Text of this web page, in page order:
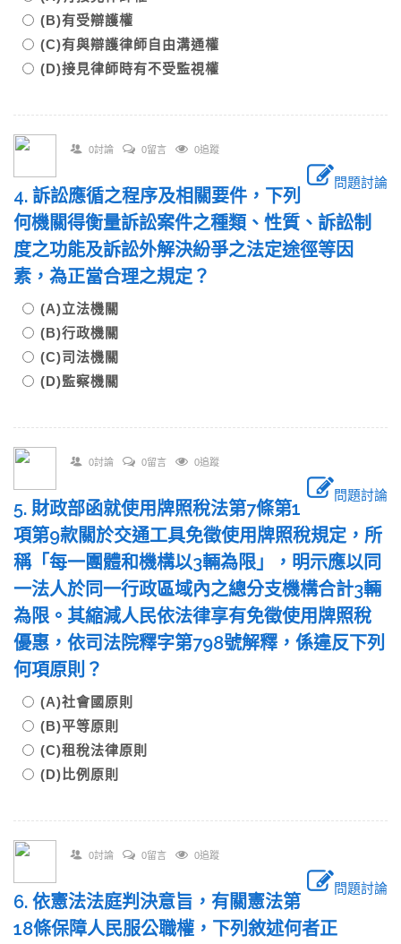
(B)有受辯護權
(C)有與辯護律師自由溝通權
(D)接見律師時有不受監視權
0討論 0留言 0追蹤
問題討論
4. 訴訟應循之程序及相關要件，下列
何機關得衡量訴訟案件之種類、性質、訴訟制
度之功能及訴訟外解決紛爭之法定途徑等因
素，為正當合理之規定？
(A)立法機關
(B)行政機關
(C)司法機關
(D)監察機關
0討論 0留言 0追蹤
問題討論
5. 財政部函就使用牌照稅法第7條第1
項第9款關於交通工具免徵使用牌照稅規定，所
稱「每一團體和機構以3輛為限」，明示應以同
一法人於同一行政區域內之總分支機構合計3輛
為限。其縮減人民依法律享有免徵使用牌照稅
優惠，依司法院釋字第798號解釋，係違反下列
何項原則？
(A)社會國原則
(B)平等原則
(C)租稅法律原則
(D)比例原則
0討論 0留言 0追蹤
問題討論
6. 依憲法法庭判決意旨，有關憲法第
18條保障人民服公職權，下列敘述何者正